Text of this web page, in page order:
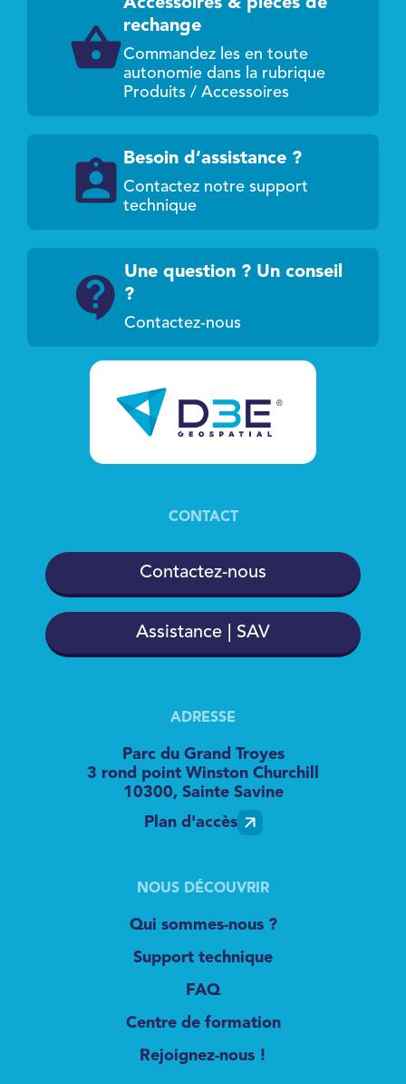
rechange
Commandez les en toute
autonomie dans la rubrique
Produits / Accessoires
Besoin d’assistance ?
Contactez notre support
technique
Une question ? Un conseil
?
Contactez-nous
CONTACT
Contactez-nous
Assistance | SAV
ADRESSE
Parc du Grand Troyes
3 rond point Winston Churchill
10300, Sainte Savine
Plan d'accès
NOUS DÉCOUVRIR
Qui sommes-nous ?
Support technique
FAQ
Centre de formation
Rejoignez-nous !